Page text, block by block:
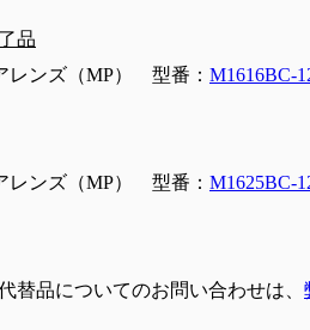
品
ンズ（MP） 型番： M1616BC-
ンズ（MP） 型番： M1625BC-
替品についてのお問い合わせは、